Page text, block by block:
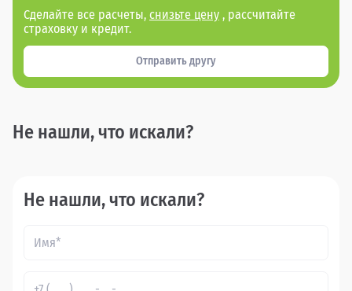
Сделайте все расчеты, снизьте цену , рассчитайте
страховку и кредит.
Отправить другу
Не нашли, что искали?
Не нашли, что искали?